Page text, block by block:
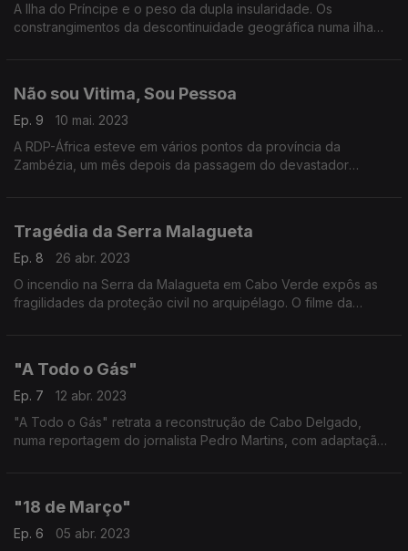
A Ilha do Príncipe e o peso da dupla insularidade. Os
constrangimentos da descontinuidade geográfica numa ilha
Não sou Vitima, Sou Pessoa
Ep. 9
10 mai. 2023
A RDP-África esteve em vários pontos da província da
Zambézia, um mês depois da passagem do devastador
Tragédia da Serra Malagueta
Ep. 8
26 abr. 2023
O incendio na Serra da Malagueta em Cabo Verde expôs as
fragilidades da proteção civil no arquipélago. O filme da
"A Todo o Gás"
Ep. 7
12 abr. 2023
"A Todo o Gás" retrata a reconstrução de Cabo Delgado,
numa reportagem do jornalista Pedro Martins, com adaptação
"18 de Março"
Ep. 6
05 abr. 2023